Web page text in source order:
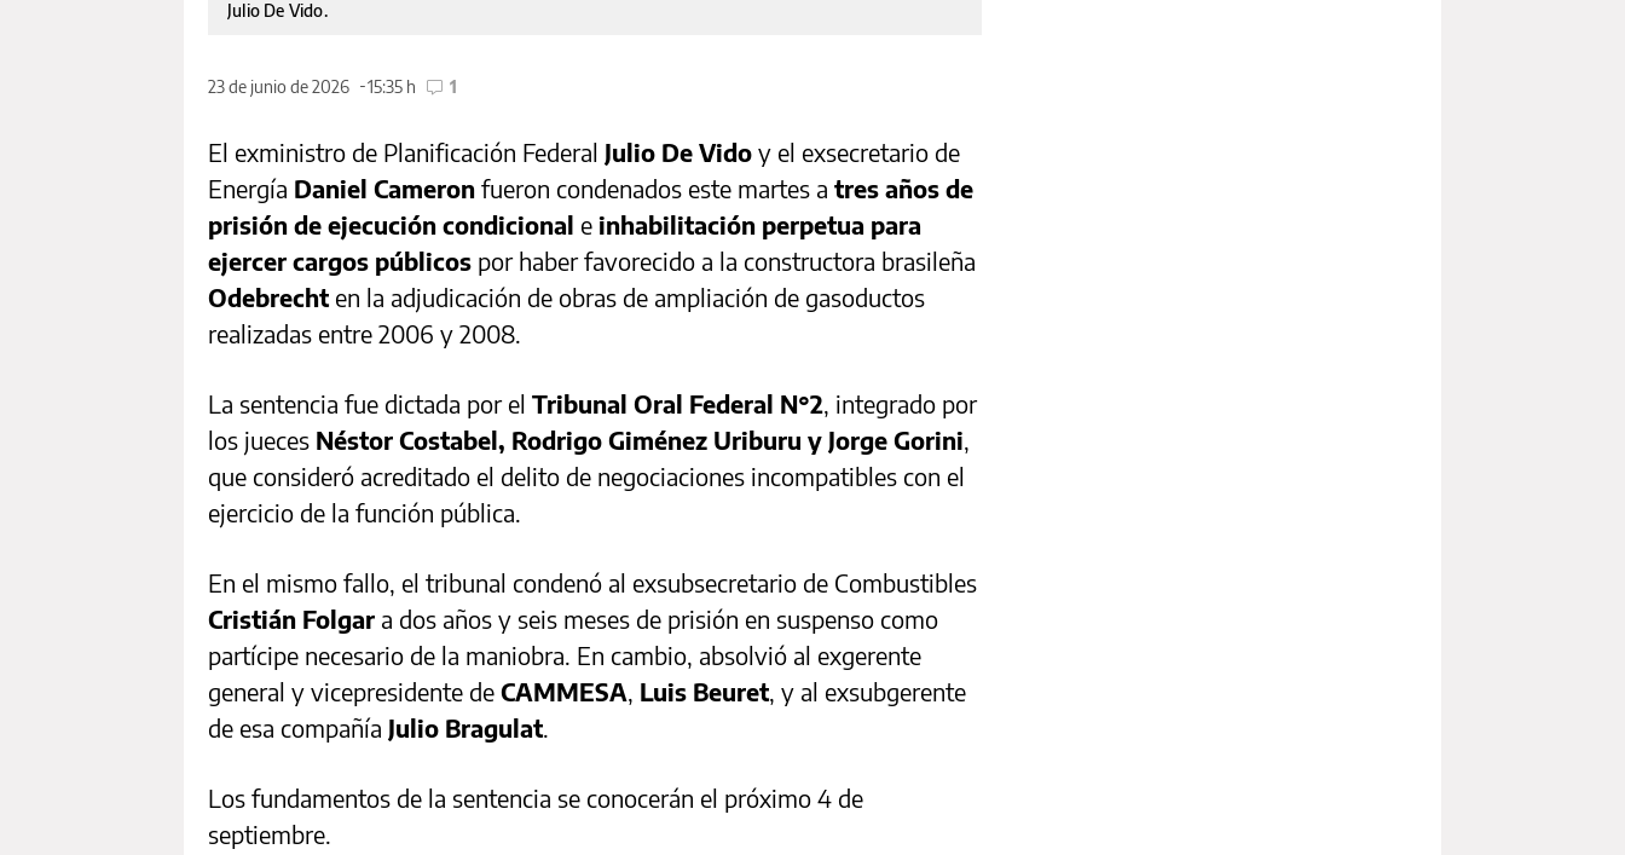
Julio De Vido.
23 de junio de 2026 15:35 h 1
El exministro de Planificación Federal Julio De Vido y el exsecretario de
Energía Daniel Cameron fueron condenados este martes a tres años de
prisión de ejecución condicional e inhabilitación perpetua para
ejercer cargos públicos por haber favorecido a la constructora brasileña
Odebrecht en la adjudicación de obras de ampliación de gasoductos
realizadas entre 2006 y 2008.
La sentencia fue dictada por el Tribunal Oral Federal N°2, integrado por
los jueces Néstor Costabel, Rodrigo Giménez Uriburu y Jorge Gorini,
que consideró acreditado el delito de negociaciones incompatibles con el
ejercicio de la función pública.
En el mismo fallo, el tribunal condenó al exsubsecretario de Combustibles
Cristián Folgar a dos años y seis meses de prisión en suspenso como
partícipe necesario de la maniobra. En cambio, absolvió al exgerente
general y vicepresidente de CAMMESA, Luis Beuret, y al exsubgerente
de esa compañía Julio Bragulat.
Los fundamentos de la sentencia se conocerán el próximo 4 de
septiembre.